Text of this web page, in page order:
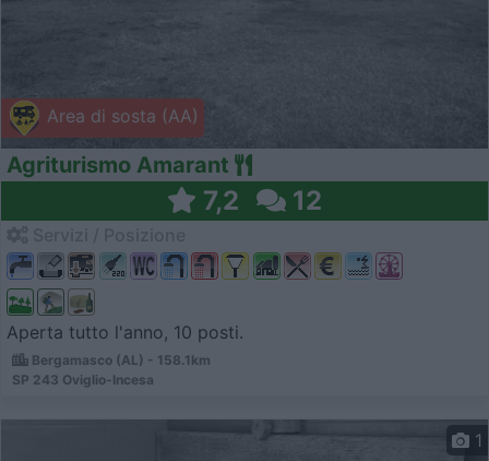
Area di sosta (AA)
Agriturismo Amarant
7,2 12
Aperta tutto l'anno, 10 posti.
Bergamasco (AL) - 158.1km
SP 243 Oviglio-Incesa
1